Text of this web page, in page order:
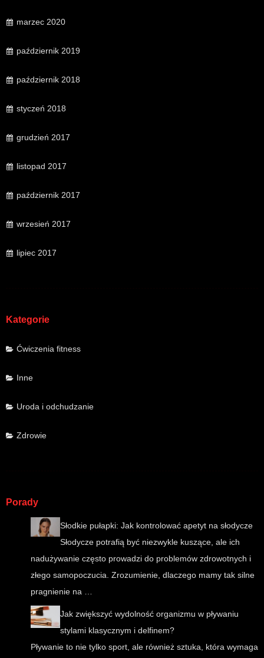
marzec 2020
październik 2019
październik 2018
styczeń 2018
grudzień 2017
listopad 2017
październik 2017
wrzesień 2017
lipiec 2017
Kategorie
Ćwiczenia fitness
Inne
Uroda i odchudzanie
Zdrowie
Porady
Słodkie pułapki: Jak kontrolować apetyt na słodycze
Słodycze potrafią być niezwykle kuszące, ale ich
nadużywanie często prowadzi do problemów zdrowotnych i
złego samopoczucia. Zrozumienie, dlaczego mamy tak silne
pragnienie na …
Jak zwiększyć wydolność organizmu w pływaniu
stylami klasycznym i delfinem?
Pływanie to nie tylko sport, ale również sztuka, która wymaga